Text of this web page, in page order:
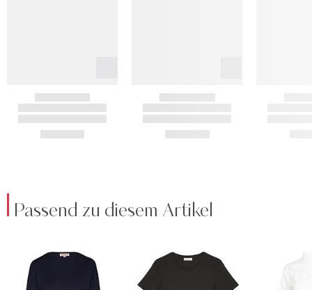
Passend zu diesem Artikel